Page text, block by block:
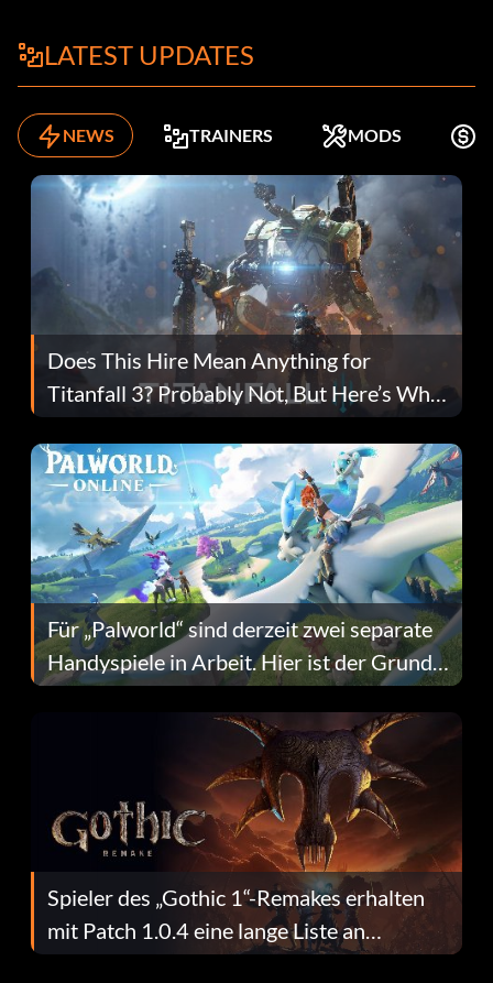
LATEST UPDATES
NEWS TRAINERS MODS
Does This Hire Mean Anything for
Titanfall 3? Probably Not, But Here’s Why
Fans Are Hopeful
Für „Palworld“ sind derzeit zwei separate
Handyspiele in Arbeit. Hier ist der Grund
dafür.
Spieler des „Gothic 1“-Remakes erhalten
mit Patch 1.0.4 eine lange Liste an
Fehlerbehebungen